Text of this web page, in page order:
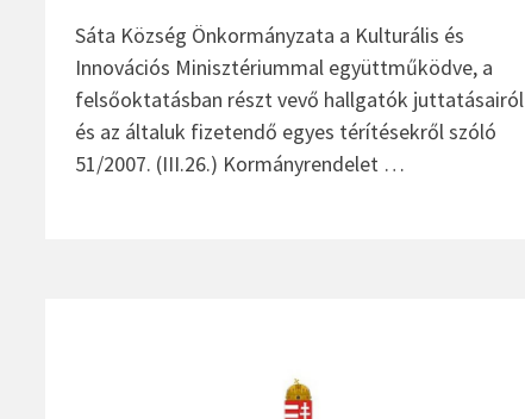
Sáta Község Önkormányzata a Kulturális és
Innovációs Minisztériummal együttműködve, a
felsőoktatásban részt vevő hallgatók juttatásairól
és az általuk fizetendő egyes térítésekről szóló
51/2007. (III.26.) Kormányrendelet …